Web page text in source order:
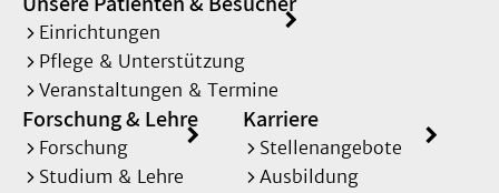
Einrichtungen
Pflege & Unterstützung
Veranstaltungen & Termine
Forschung & Lehre
Forschung
Studium & Lehre
Karriere
Stellenangebote
Ausbildung